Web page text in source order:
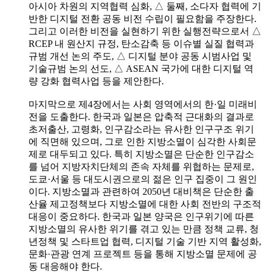
아시아 차원의 지역협력 심화, △ 둘째, 소다자 협력에 기
반한 디지털 전환 공동 비전 수립이 필요함을 주장한다.
그리고 이러한 비전을 실현하기 위한 실행전략으로서 △
RCEP 내 원산지 규정, 탄소감축 등 이슈별 실질 협력과
규범 개선 논의 주도, △ 디지털 분야 공동 시범사업 및
기술규범 논의 선도, △ ASEAN 국가에 대한 디지털 역
량 강화 협력사업 등을 제안한다.
마지막으로 제4장에서는 사회 영역에서의 한·일 미래비
전을 도출한다. 한국과 일본은 압축적 근대화의 결과로
초저출산, 고령화, 인구감소라는 유사한 인구구조 위기
에 직면해 있으며, 그로 인한 지방소멸이 심각한 사회문
제로 대두되고 있다. 특히 지방소멸은 단순한 인구감소
를 넘어 지방자치단체의 존속 자체를 위협하는 문제로,
도쿄·서울 등 대도시권으로의 젊은 인구 집중이 그 원인
이다. 지방소멸과 관련하여 2050년 대비책은 단순한 출
산율 제고정책보다 지방소멸에 대한 사회 전반의 구조적
대응이 중요하다. 한국과 일본 양국은 인구위기에 따른
지방소멸의 유사한 위기를 겪고 있는 만큼 정책 교류, 청
년정책 및 스타트업 협력, 디지털 기술 기반 지역 활성화,
문화·관광 연계 프로젝트 등을 통해 지방소멸 문제에 공
동 대응해야 한다.